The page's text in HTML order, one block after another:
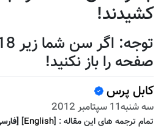
کشیدند!
صفحه را باز نکنید!
کابل پرس
سه شنبه11 سپتامبر 2012
تمام ترجمه هاى اين مقاله : [English]